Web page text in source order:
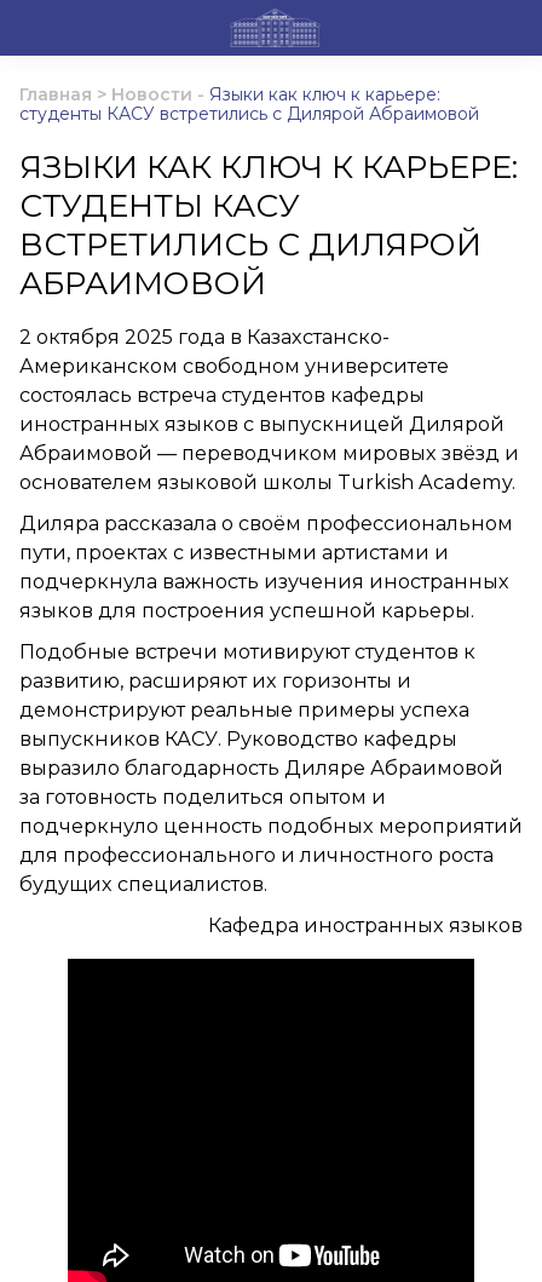
Главная > Новости - Языки как ключ к карьере:
студенты КАСУ встретились с Дилярой Абраимовой
ЯЗЫКИ КАК КЛЮЧ К КАРЬЕРЕ:
СТУДЕНТЫ КАСУ
ВСТРЕТИЛИСЬ С ДИЛЯРОЙ
АБРАИМОВОЙ
2 октября 2025 года в Казахстанско-
Американском свободном университете
состоялась встреча студентов кафедры
иностранных языков с выпускницей Дилярой
Абраимовой — переводчиком мировых звёзд и
основателем языковой школы Turkish Academy.
Диляра рассказала о своём профессиональном
пути, проектах с известными артистами и
подчеркнула важность изучения иностранных
языков для построения успешной карьеры.
Подобные встречи мотивируют студентов к
развитию, расширяют их горизонты и
демонстрируют реальные примеры успеха
выпускников КАСУ. Руководство кафедры
выразило благодарность Диляре Абраимовой
за готовность поделиться опытом и
подчеркнуло ценность подобных мероприятий
для профессионального и личностного роста
будущих специалистов.
Кафедра иностранных языков